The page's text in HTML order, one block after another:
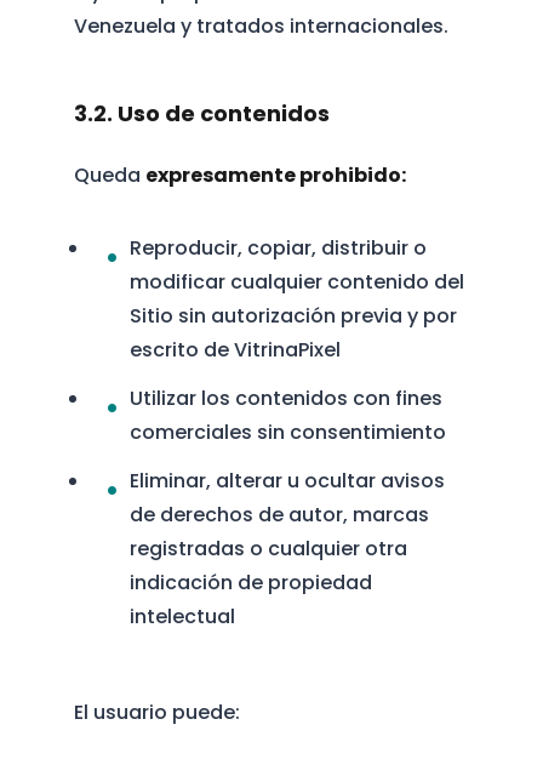
Venezuela y tratados internacionales.
3.2. Uso de contenidos
Queda expresamente prohibido:
Reproducir, copiar, distribuir o
modificar cualquier contenido del
Sitio sin autorización previa y por
escrito de VitrinaPixel
Utilizar los contenidos con fines
comerciales sin consentimiento
Eliminar, alterar u ocultar avisos
de derechos de autor, marcas
registradas o cualquier otra
indicación de propiedad
intelectual
El usuario puede: